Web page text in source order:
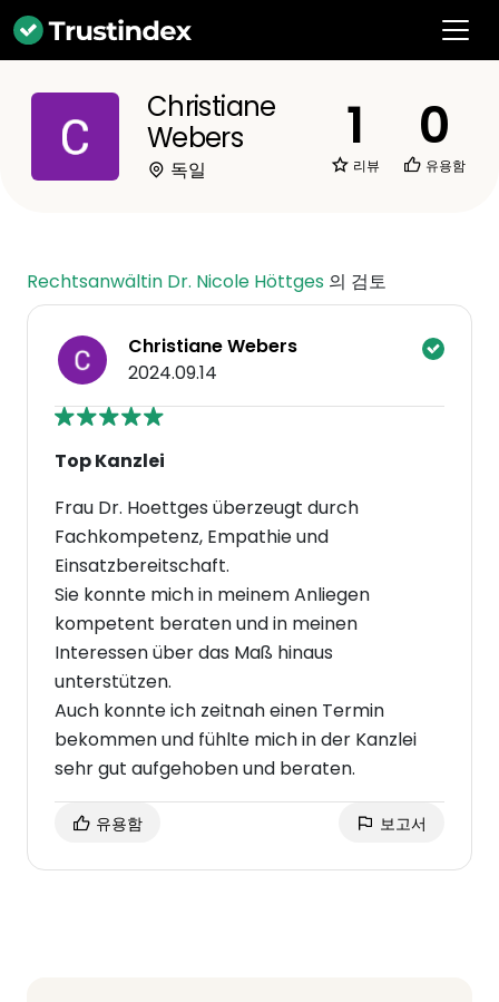
Christiane
Webers
독일
1
리뷰
0
유용함
Rechtsanwältin Dr. Nicole Höttges 의 검토
Christiane Webers
2024.09.14
Top Kanzlei
Frau Dr. Hoettges überzeugt durch
Fachkompetenz, Empathie und
Einsatzbereitschaft.
Sie konnte mich in meinem Anliegen
kompetent beraten und in meinen
Interessen über das Maß hinaus
unterstützen.
Auch konnte ich zeitnah einen Termin
bekommen und fühlte mich in der Kanzlei
sehr gut aufgehoben und beraten.
유용함 보고서